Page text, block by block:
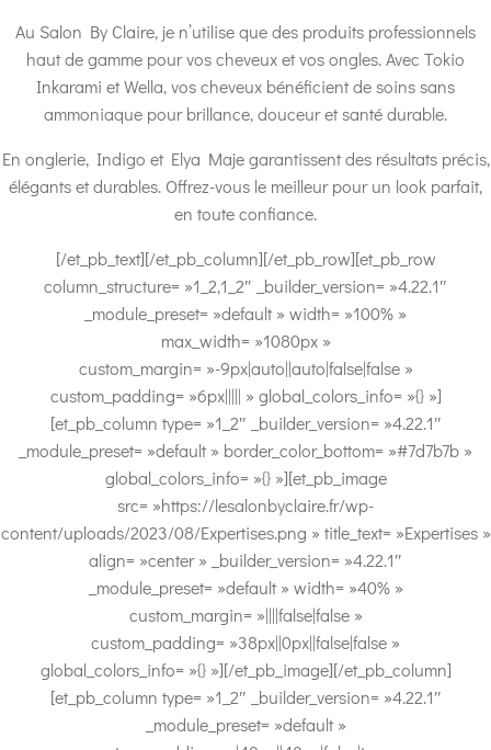
Au Salon By Claire, je n’utilise que des produits professionnels
haut de gamme pour vos cheveux et vos ongles. Avec Tokio
Inkarami et Wella, vos cheveux bénéficient de soins sans
ammoniaque pour brillance, douceur et santé durable.
En onglerie, Indigo et Elya Maje garantissent des résultats précis,
élégants et durables. Offrez-vous le meilleur pour un look parfait,
en toute confiance.
[/et_pb_text][/et_pb_column][/et_pb_row][et_pb_row
column_structure= »1_2,1_2″ _builder_version= »4.22.1″
_module_preset= »default » width= »100% »
max_width= »1080px »
custom_margin= »-9px|auto||auto|false|false »
custom_padding= »6px||||| » global_colors_info= »{} »]
[et_pb_column type= »1_2″ _builder_version= »4.22.1″
_module_preset= »default » border_color_bottom= »#7d7b7b »
global_colors_info= »{} »][et_pb_image
src= »https://lesalonbyclaire.fr/wp-
content/uploads/2023/08/Expertises.png » title_text= »Expertises »
align= »center » _builder_version= »4.22.1″
_module_preset= »default » width= »40% »
custom_margin= »||||false|false »
custom_padding= »38px||0px||false|false »
global_colors_info= »{} »][/et_pb_image][/et_pb_column]
[et_pb_column type= »1_2″ _builder_version= »4.22.1″
_module_preset= »default »